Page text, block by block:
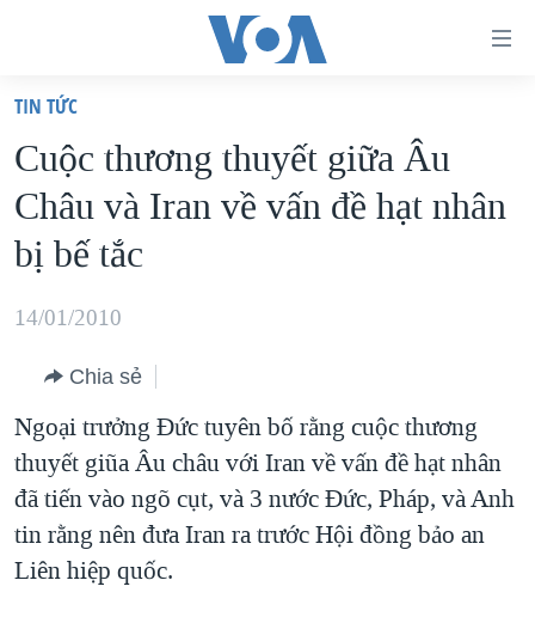
truy
cập
Tới
nội
dung
chính
hướng
chính
Đi
tới
"Tìm"
VIỆT NAM
HOA KỲ
BIỂN ĐÔNG
THẾ GIỚI
DIỄN ĐÀN
MỤC
TỰ DO BÁO CHÍ
VẠCH TRẦN TIN GIẢ
NGƯỜI VIỆT HẢI NGOẠI
CHUYÊN ĐỀ
CHIẾN TRANH THƯƠNG MẠI CỦA MỸ: QUÁ KHỨ VÀ HIỆN
TẠI
HÀNH TRÌNH BẦU CỬ 2024
HỌC TIẾNG ANH
VIDEO
TIN TỨC
Cuộc thương thuyết giữa Âu
Châu và Iran về vấn đề hạt nhân
bị bế tắc
14/01/2010
Chia sẻ
Ngoại trưởng Đức tuyên bố rằng cuộc thương
thuyết giũa Âu châu với Iran về vấn đề hạt nhân
đã tiến vào ngõ cụt, và 3 nước Đức, Pháp, và Anh
tin rằng nên đưa Iran ra trước Hội đồng bảo an
Liên hiệp quốc.